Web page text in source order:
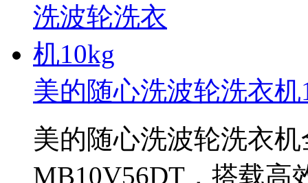
美的随心洗波轮洗衣机
美的随心洗波轮洗衣
MB10V56DT，搭载高